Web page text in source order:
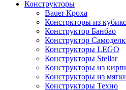
Конструкторы
Bauer Кроха
Констркторы из
Конструктор Банбао
Конструктор
Конструкторы LEGO
Конструкторы Stellar
Конструкторы из
Конструкторы из
Конструкторы Техно